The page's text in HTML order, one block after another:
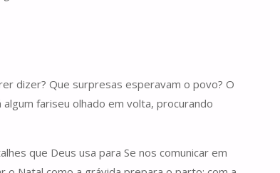
dizer? Que surpresas esperavam o povo? O
fariseu olhado em volta, procurando
que Deus usa para Se nos comunicar em